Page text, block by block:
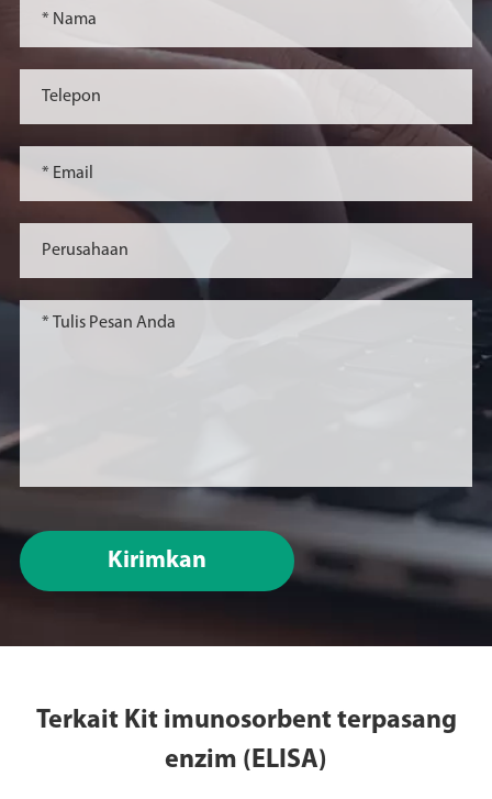
Kirimkan
Terkait Kit imunosorbent terpasang
enzim (ELISA)